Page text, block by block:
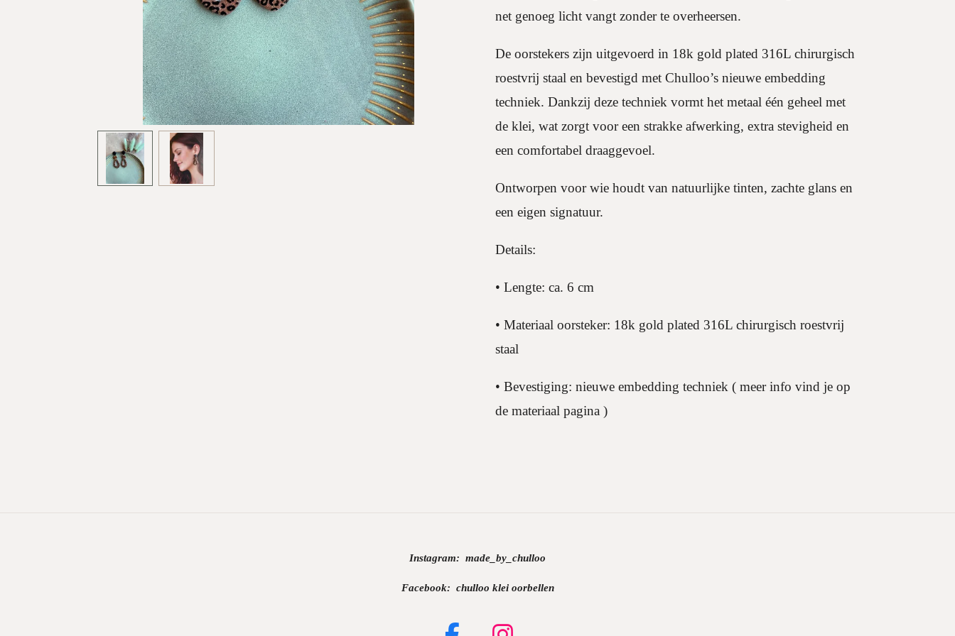
net genoeg licht vangt zonder te overheersen.
De oorstekers zijn uitgevoerd in 18k gold plated 316L chirurgisch
roestvrij staal en bevestigd met Chulloo’s nieuwe embedding
techniek. Dankzij deze techniek vormt het metaal één geheel met
de klei, wat zorgt voor een strakke afwerking, extra stevigheid en
een comfortabel draaggevoel.
Ontworpen voor wie houdt van natuurlijke tinten, zachte glans en
een eigen signatuur.
Details:
• Lengte: ca. 6 cm
• Materiaal oorsteker: 18k gold plated 316L chirurgisch roestvrij
staal
• Bevestiging: nieuwe embedding techniek ( meer info vind je op
de materiaal pagina )
Instagram: made_by_chulloo
Facebook: chulloo klei oorbellen